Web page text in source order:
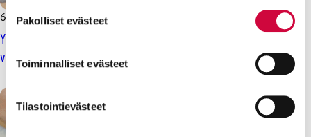
voit määrittää asetuksesi
. Voit muuttaa
parantavia, ja osaa käytetään tilastointi- tai
Suostumuksen
valinta
Pakolliset evästeet
Toiminnalliset evästeet
Tilastointievästeet
6.2.2026Uutiset
Yksityisen sosiaalipalvelualan sovittelu käynnissä – JHL
vauhdittaa neuvotteluja lakolla helmikuussa